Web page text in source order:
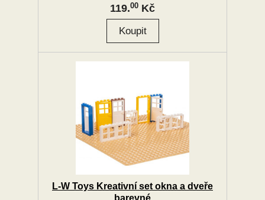
119.00 Kč
L-W Toys Kreativní set okna a dveře